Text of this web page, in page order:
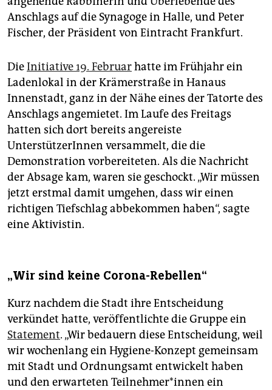
Anschlags auf die Synagoge in Halle, und Peter
Fischer, der Präsident von Eintracht Frankfurt.
DieInitiative 19. Februarhatte im Frühjahr ein
Ladenlokal in der Krämerstraße in Hanaus
Innenstadt, ganz in der Nähe eines der Tatorte des
Anschlags angemietet. Im Laufe des Freitags
hatten sich dort bereits angereiste
UnterstützerInnen versammelt, die die
Demonstration vorbereiteten. Als die Nachricht
der Absage kam, waren sie geschockt. „Wir müssen
jetzt erstmal damit umgehen, dass wir einen
richtigen Tiefschlag abbekommen haben“, sagte
eine Aktivistin.
„Wir sind keine Corona-Rebellen“
Kurz nachdem die Stadt ihre Entscheidung
verkündet hatte, veröffentlichte die Gruppe ein
Statement. „Wir bedauern diese Entscheidung, weil
wir wochenlang ein Hygiene-Konzept gemeinsam
mit Stadt und Ordnungsamt entwickelt haben
und den erwarteten Teilnehmer*innen ein